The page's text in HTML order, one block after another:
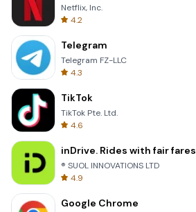
Netflix, Inc.
4.2
Telegram
Telegram FZ-LLC
4.3
TikTok
TikTok Pte. Ltd.
4.6
inDrive. Rides with fair fares
® SUOL INNOVATIONS LTD
4.9
Google Chrome